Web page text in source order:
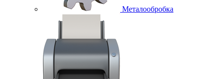
Металообробка